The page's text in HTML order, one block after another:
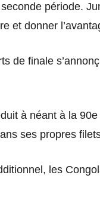
période.
et donner
de finale
à néant à la
ses propres
les